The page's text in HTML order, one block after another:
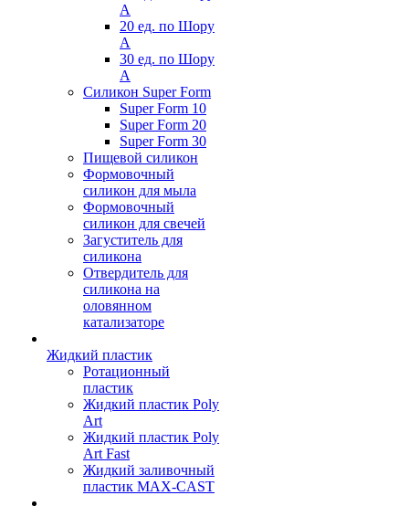
А
20 ед. по Шору
А
30 ед. по Шору
А
Силикон Super Form
Super Form 10
Super Form 20
Super Form 30
Пищевой силикон
Формовочный
силикон для мыла
Формовочный
силикон для свечей
Загуститель для
силикона
Отвердитель для
силикона на
оловянном
катализаторе
Жидкий пластик
Ротационный
пластик
Жидкий пластик Poly
Art
Жидкий пластик Poly
Art Fast
Жидкий заливочный
пластик MAX-CAST